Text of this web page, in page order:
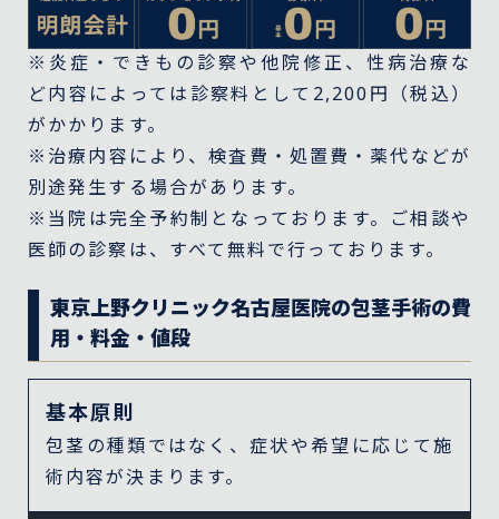
※炎症・できもの診察や他院修正、性病治療な
ど内容によっては診察料として2,200円（税込）
がかかります。
※治療内容により、検査費・処置費・薬代などが
別途発生する場合があります。
※当院は完全予約制となっております。ご相談や
医師の診察は、すべて無料で行っております。
東京上野クリニック名古屋医院の包茎手術の費
用・料金・値段
基本原則
包茎の種類ではなく、症状や希望に応じて施
術内容が決まります。